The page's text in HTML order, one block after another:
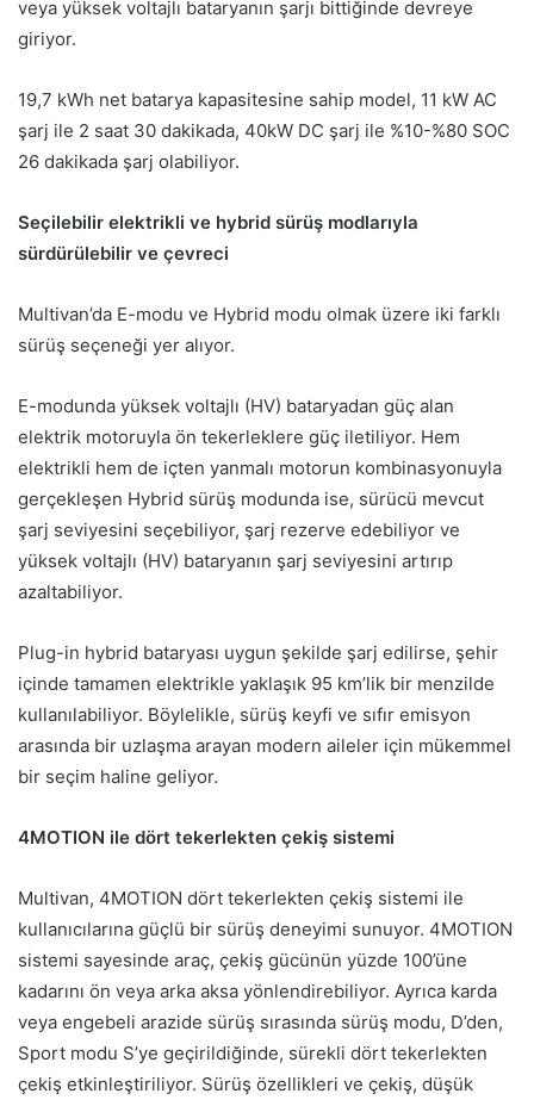
veya yüksek voltajlı bataryanın şarjı bittiğinde devreye
giriyor.
19,7 kWh net batarya kapasitesine sahip model, 11 kW AC
şarj ile 2 saat 30 dakikada, 40kW DC şarj ile %10-%80 SOC
26 dakikada şarj olabiliyor.
Seçilebilir elektrikli ve hybrid sürüş modlarıyla
sürdürülebilir ve çevreci
Multivan’da E-modu ve Hybrid modu olmak üzere iki farklı
sürüş seçeneği yer alıyor.
E-modunda yüksek voltajlı (HV) bataryadan güç alan
elektrik motoruyla ön tekerleklere güç iletiliyor. Hem
elektrikli hem de içten yanmalı motorun kombinasyonuyla
gerçekleşen Hybrid sürüş modunda ise, sürücü mevcut
şarj seviyesini seçebiliyor, şarj rezerve edebiliyor ve
yüksek voltajlı (HV) bataryanın şarj seviyesini artırıp
azaltabiliyor.
Plug-in hybrid bataryası uygun şekilde şarj edilirse, şehir
içinde tamamen elektrikle yaklaşık 95 km’lik bir menzilde
kullanılabiliyor. Böylelikle, sürüş keyfi ve sıfır emisyon
arasında bir uzlaşma arayan modern aileler için mükemmel
bir seçim haline geliyor.
4MOTION ile dört tekerlekten çekiş sistemi
Multivan, 4MOTION dört tekerlekten çekiş sistemi ile
kullanıcılarına güçlü bir sürüş deneyimi sunuyor. 4MOTION
sistemi sayesinde araç, çekiş gücünün yüzde 100’üne
kadarını ön veya arka aksa yönlendirebiliyor. Ayrıca karda
veya engebeli arazide sürüş sırasında sürüş modu, D’den,
Sport modu S’ye geçirildiğinde, sürekli dört tekerlekten
çekiş etkinleştiriliyor. Sürüş özellikleri ve çekiş, düşük